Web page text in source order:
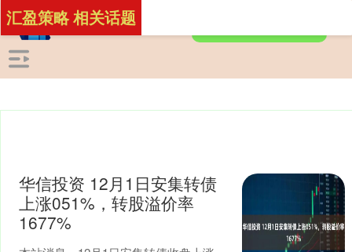
汇盈策略 相关话题
华信投资 12月1日安集转债
上涨051%，转股溢价率
1677%